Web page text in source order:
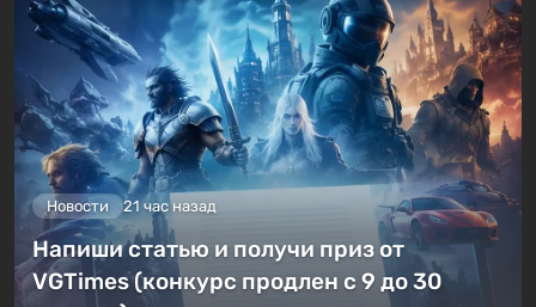
Новости 21 час назад
Напиши статью и получи приз от
VGTimes (конкурс продлен с 9 до 30